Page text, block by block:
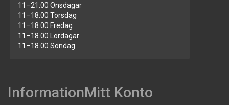
11–21.00 Onsdagar
11–18.00 Torsdag
11–18.00 Fredag
11–18.00 Lördagar
11–18.00 Söndag
InformationMitt Konto